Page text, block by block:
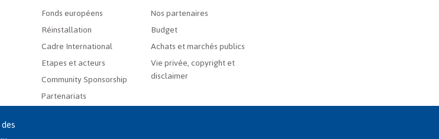
Fonds européens
Réinstallation
Cadre International
Etapes et acteurs
Community Sponsorship
Partenariats
Nos partenaires
Budget
Achats et marchés publics
Vie privée, copyright et
disclaimer